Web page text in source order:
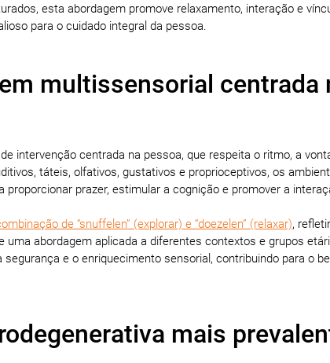
esta abordagem promove relaxamento, interação e
para o cuidado integral da pessoa.
multissensorial centrada
intervenção centrada na pessoa, que respeita o ritmo, a
táteis, olfativos, gustativos e proprioceptivos, os
prazer, estimular a cognição e promover a
de “snuffelen” (explorar) e “doezelen” (relaxar),
uma abordagem aplicada a diferentes contextos e grupos
e o enriquecimento sensorial, contribuindo para o
mais